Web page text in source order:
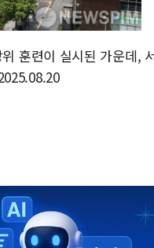
훈련이 실시된 가운데,